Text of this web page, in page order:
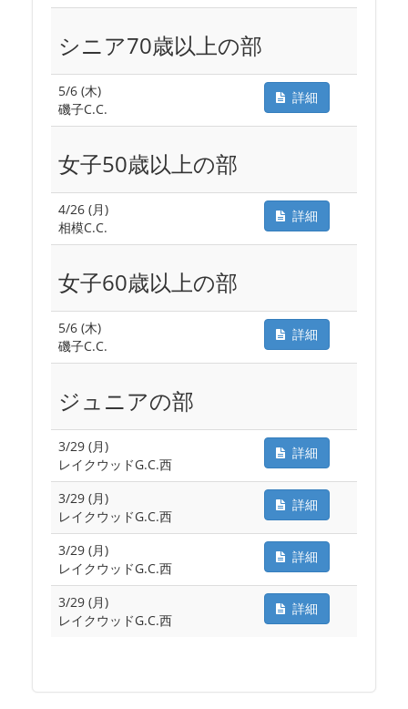
シニア70歳以上の部
5/6 (木)
磯子C.C.
詳細
女子50歳以上の部
4/26 (月)
相模C.C.
詳細
女子60歳以上の部
5/6 (木)
磯子C.C.
詳細
ジュニアの部
3/29 (月)
レイクウッドG.C.西
詳細
3/29 (月)
レイクウッドG.C.西
詳細
3/29 (月)
レイクウッドG.C.西
詳細
3/29 (月)
レイクウッドG.C.西
詳細